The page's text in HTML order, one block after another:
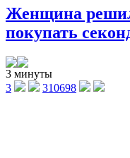
Женщина
покупать
3 минуты
3
310698